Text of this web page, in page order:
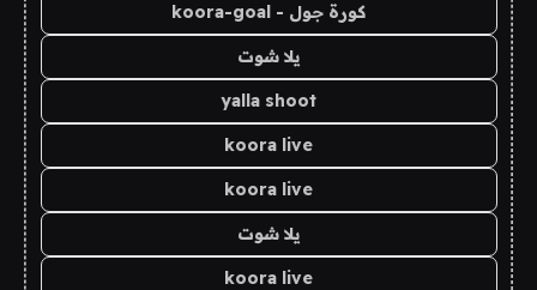
كورة جول - koora-goal
يلا شوت
yalla shoot
koora live
koora live
يلا شوت
koora live